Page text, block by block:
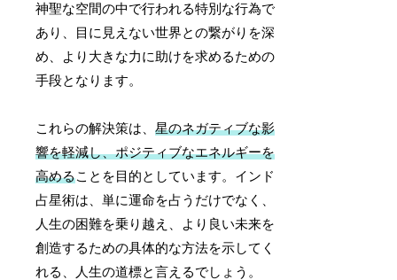
神聖な空間の中で行われる特別な行為で
あり、目に見えない世界との繋がりを深
め、より大きな力に助けを求めるための
手段となります。
これらの解決策は、星のネガティブな影
響を軽減し、ポジティブなエネルギーを
高めることを目的としています。インド
占星術は、単に運命を占うだけでなく、
人生の困難を乗り越え、より良い未来を
創造するための具体的な方法を示してく
れる、人生の道標と言えるでしょう。